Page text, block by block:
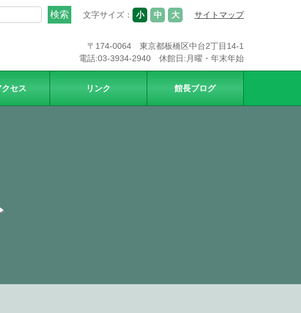
文字サイズ： 小 中 大 サイトマップ
〒174-0064 東京都板橋区中台2丁目14-1
電話:03-3934-2940 休館日:月曜・年末年始
セス リンク 館長ブログ